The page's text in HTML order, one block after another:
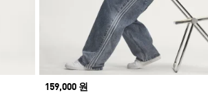
Price
159,000 원